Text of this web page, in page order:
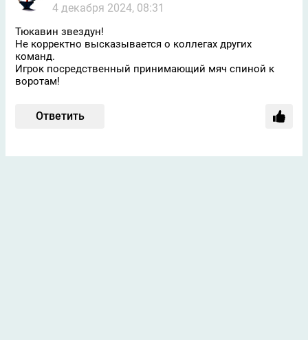
4 декабря 2024, 08:31
Тюкавин звездун!
Не корректно высказывается о коллегах других
команд.
Игрок посредственный принимающий мяч спиной к
воротам!
Ответить